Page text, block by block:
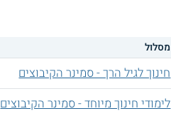
מסלול
חינוך לגיל הרך - סמינר הקיבוצים
לימודי חינוך מיוחד - סמינר הקיבוצים